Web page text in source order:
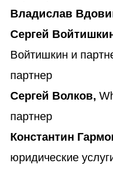
Владислав
Сергей
Войтишкин и
партнер
Сергей Волков,
партнер
Константин
юридические